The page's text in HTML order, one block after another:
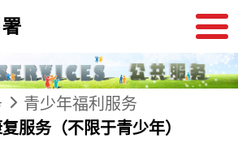
青少年福利服务
服务（不限于青少年）